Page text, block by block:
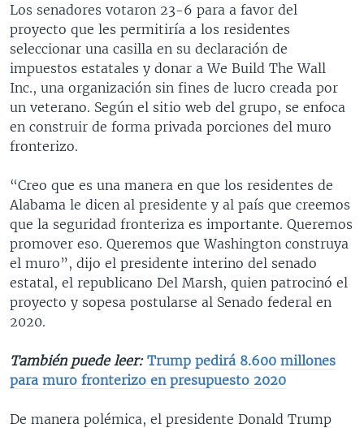
Los senadores votaron 23-6 para a favor del
proyecto que les permitiría a los residentes
seleccionar una casilla en su declaración de
impuestos estatales y donar a We Build The Wall
Inc., una organización sin fines de lucro creada por
un veterano. Según el sitio web del grupo, se enfoca
en construir de forma privada porciones del muro
fronterizo.
“Creo que es una manera en que los residentes de
Alabama le dicen al presidente y al país que creemos
que la seguridad fronteriza es importante. Queremos
promover eso. Queremos que Washington construya
el muro”, dijo el presidente interino del senado
estatal, el republicano Del Marsh, quien patrocinó el
proyecto y sopesa postularse al Senado federal en
2020.
También puede leer: Trump pedirá 8.600 millones
para muro fronterizo en presupuesto 2020
De manera polémica, el presidente Donald Trump